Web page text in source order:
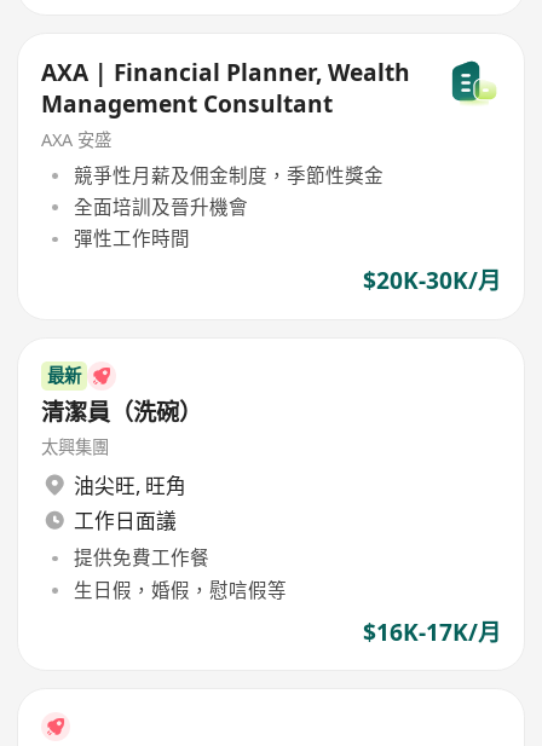
AXA | Financial Planner, Wealth
Management Consultant
AXA 安盛
競爭性月薪及佣金制度，季節性獎金
全面培訓及晉升機會
彈性工作時間
$20K-30K/月
最新
清潔員（洗碗）
太興集團
油尖旺, 旺角
工作日面議
提供免費工作餐
生日假，婚假，慰唁假等
$16K-17K/月